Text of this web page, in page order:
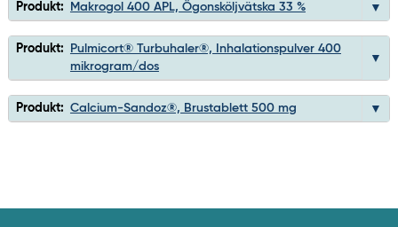
Produkt: Makrogol 400 APL, Ögonsköljvätska 33 %
Produkt:
Pulmicort® Turbuhaler®, Inhalationspulver 400
mikrogram/dos
Produkt: Calcium-Sandoz®, Brustablett 500 mg